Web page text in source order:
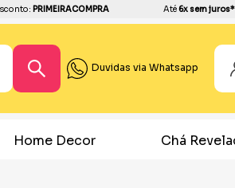
PRIMEIRACOMPRA Até6x sem juros*
Duvidas via Whatsapp
Chá Revelação Festa